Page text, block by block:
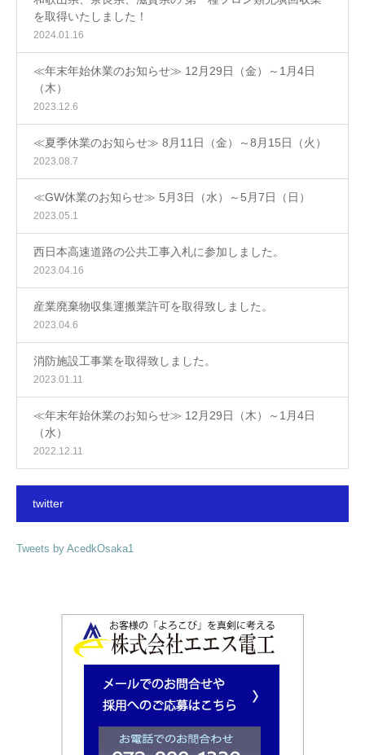
を取得いたしました！
2024.01.16
≪年末年始休業のお知らせ≫ 12月29日（金）～1月4日
（木）
2023.12.6
≪夏季休業のお知らせ≫ 8月11日（金）～8月15日（火）
2023.08.7
≪GW休業のお知らせ≫ 5月3日（水）～5月7日（日）
2023.05.1
西日本高速道路の公共工事入札に参加しました。
2023.04.16
産業廃棄物収集運搬業許可を取得致しました。
2023.04.6
消防施設工事業を取得致しました。
2023.01.11
≪年末年始休業のお知らせ≫ 12月29日（木）～1月4日
（水）
2022.12.11
twitter
Tweets by AcedkOsaka1